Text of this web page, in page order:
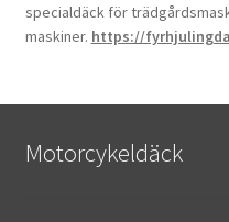
specialdäck för
maskiner. https://
Motorcykeldäck